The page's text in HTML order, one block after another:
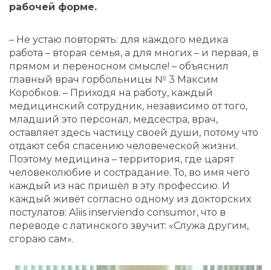
рабочей форме.
– Не устаю повторять: для каждого медика
работа – вторая семья, а для многих – и первая, в
прямом и переносном смысле! – объяснил
главный врач горбольницы № 3 Максим
Коробков. – Приходя на работу, каждый
медицинский сотрудник, независимо от того,
младший это персонал, медсестра, врач,
оставляет здесь частицу своей души, потому что
отдают себя спасению человеческой жизни.
Поэтому медицина – территория, где царят
человеколюбие и сострадание. То, во имя чего
каждый из нас пришёл в эту профессию. И
каждый живёт согласно одному из докторских
постулатов: Aliis inserviendo consumor, что в
переводе с латинского звучит: «Служа другим,
сгораю сам».